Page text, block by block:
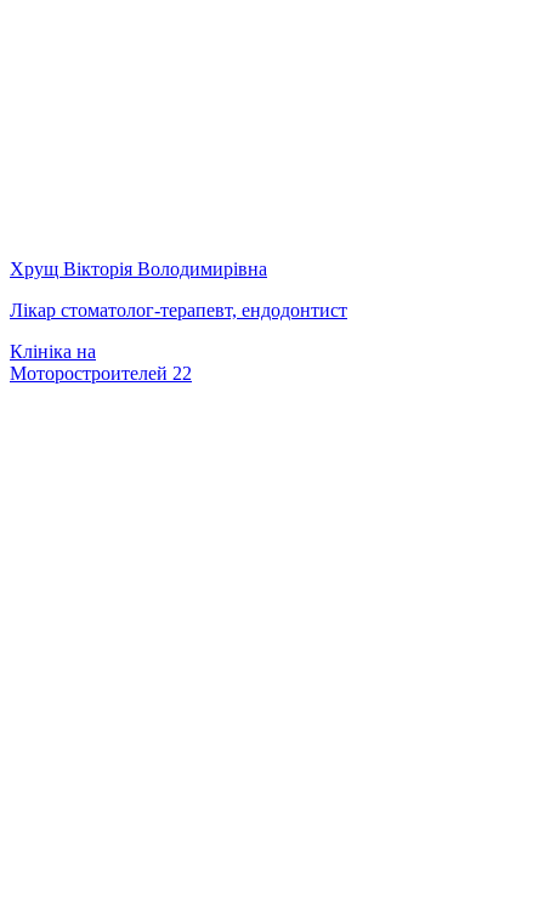
Хрущ Вікторія Володимирівна
Лікар стоматолог-терапевт, ендодонтист
Клініка на
Моторостроителей 22